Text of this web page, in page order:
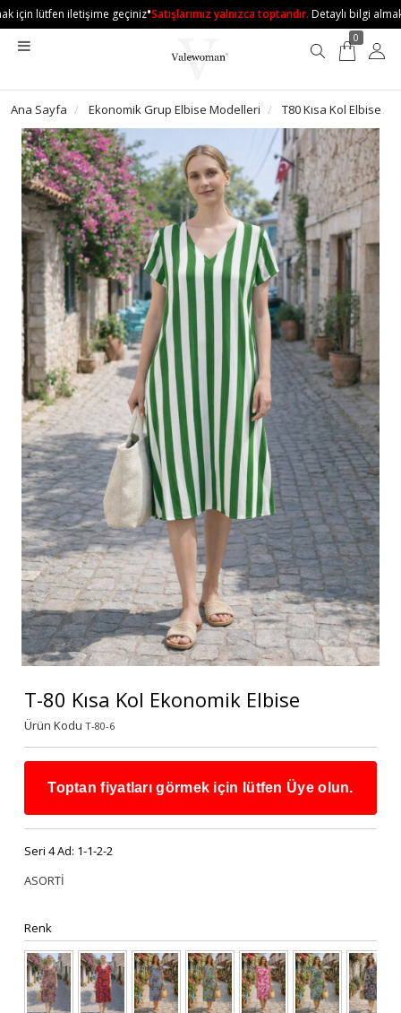
için lütfen iletişime geçiniz•Satışlarımız yalnızca toptandır.Detaylı bilgi almak
0
Ana Sayfa Ekonomik Grup Elbise Modelleri T80 Kısa Kol Elbise
T-80 Kısa Kol Ekonomik Elbise
Ürün Kodu T-80-6
Toptan fiyatları görmek için lütfen Üye olun.
Seri 4 Ad: 1-1-2-2
ASORTİ
Renk